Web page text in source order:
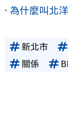
為什麼叫北
新北市
關係